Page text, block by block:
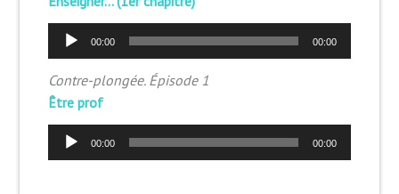
Lecteur
audio
00:00 00:00
Contre-plongée. Épisode 1
Être prof
Lecteur
audio
00:00 00:00